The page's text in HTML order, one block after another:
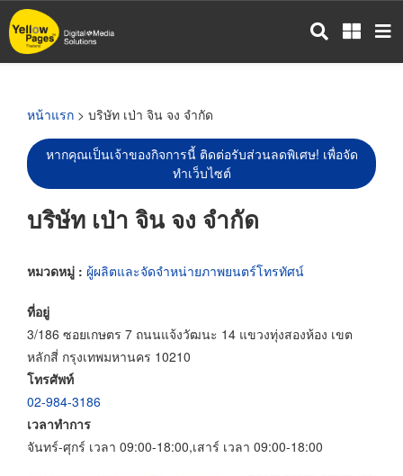
ข้าม
ไป
หน้าแรก > บริษัท เป่า จิน จง จำกัด
หากคุณเป็นเจ้าของกิจการนี้ ติดต่อรับส่วนลดพิเศษ! เพื่อจัด
ทำเว็บไซต์
บริษัท เป่า จิน จง จำกัด
หมวดหมู่ : ผู้ผลิตและจัดจำหน่ายภาพยนตร์โทรทัศน์
ที่อยู่
3/186 ซอยเกษตร 7 ถนนแจ้งวัฒนะ 14 แขวงทุ่งสองห้อง เขต
หลักสี่ กรุงเทพมหานคร 10210
โทรศัพท์
02-984-3186
เวลาทำการ
จันทร์-ศุกร์ เวลา 09:00-18:00,เสาร์ เวลา 09:00-18:00